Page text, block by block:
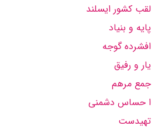
لقب كشور ایسلند
پایه و بنیاد
افشرده گوجه
یار و رفیق
جمع مرهم
ا حساس دشمنی
تهیدست